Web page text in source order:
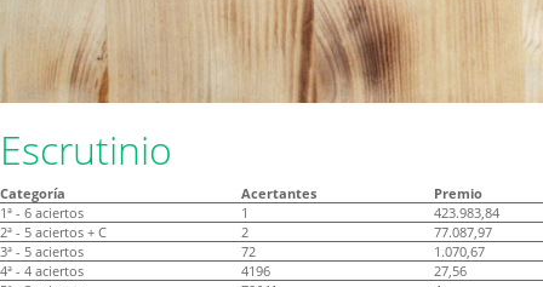
Escrutinio
Categoría Acertantes
Premio
1ª - 6 aciertos
1
423.983,84
2ª - 5 aciertos + C
2
77.087,97
3ª - 5 aciertos
72
1.070,67
4ª - 4 aciertos
4196
27,56